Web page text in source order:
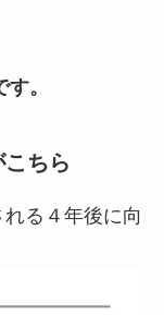
。
ちら
る４年後に向